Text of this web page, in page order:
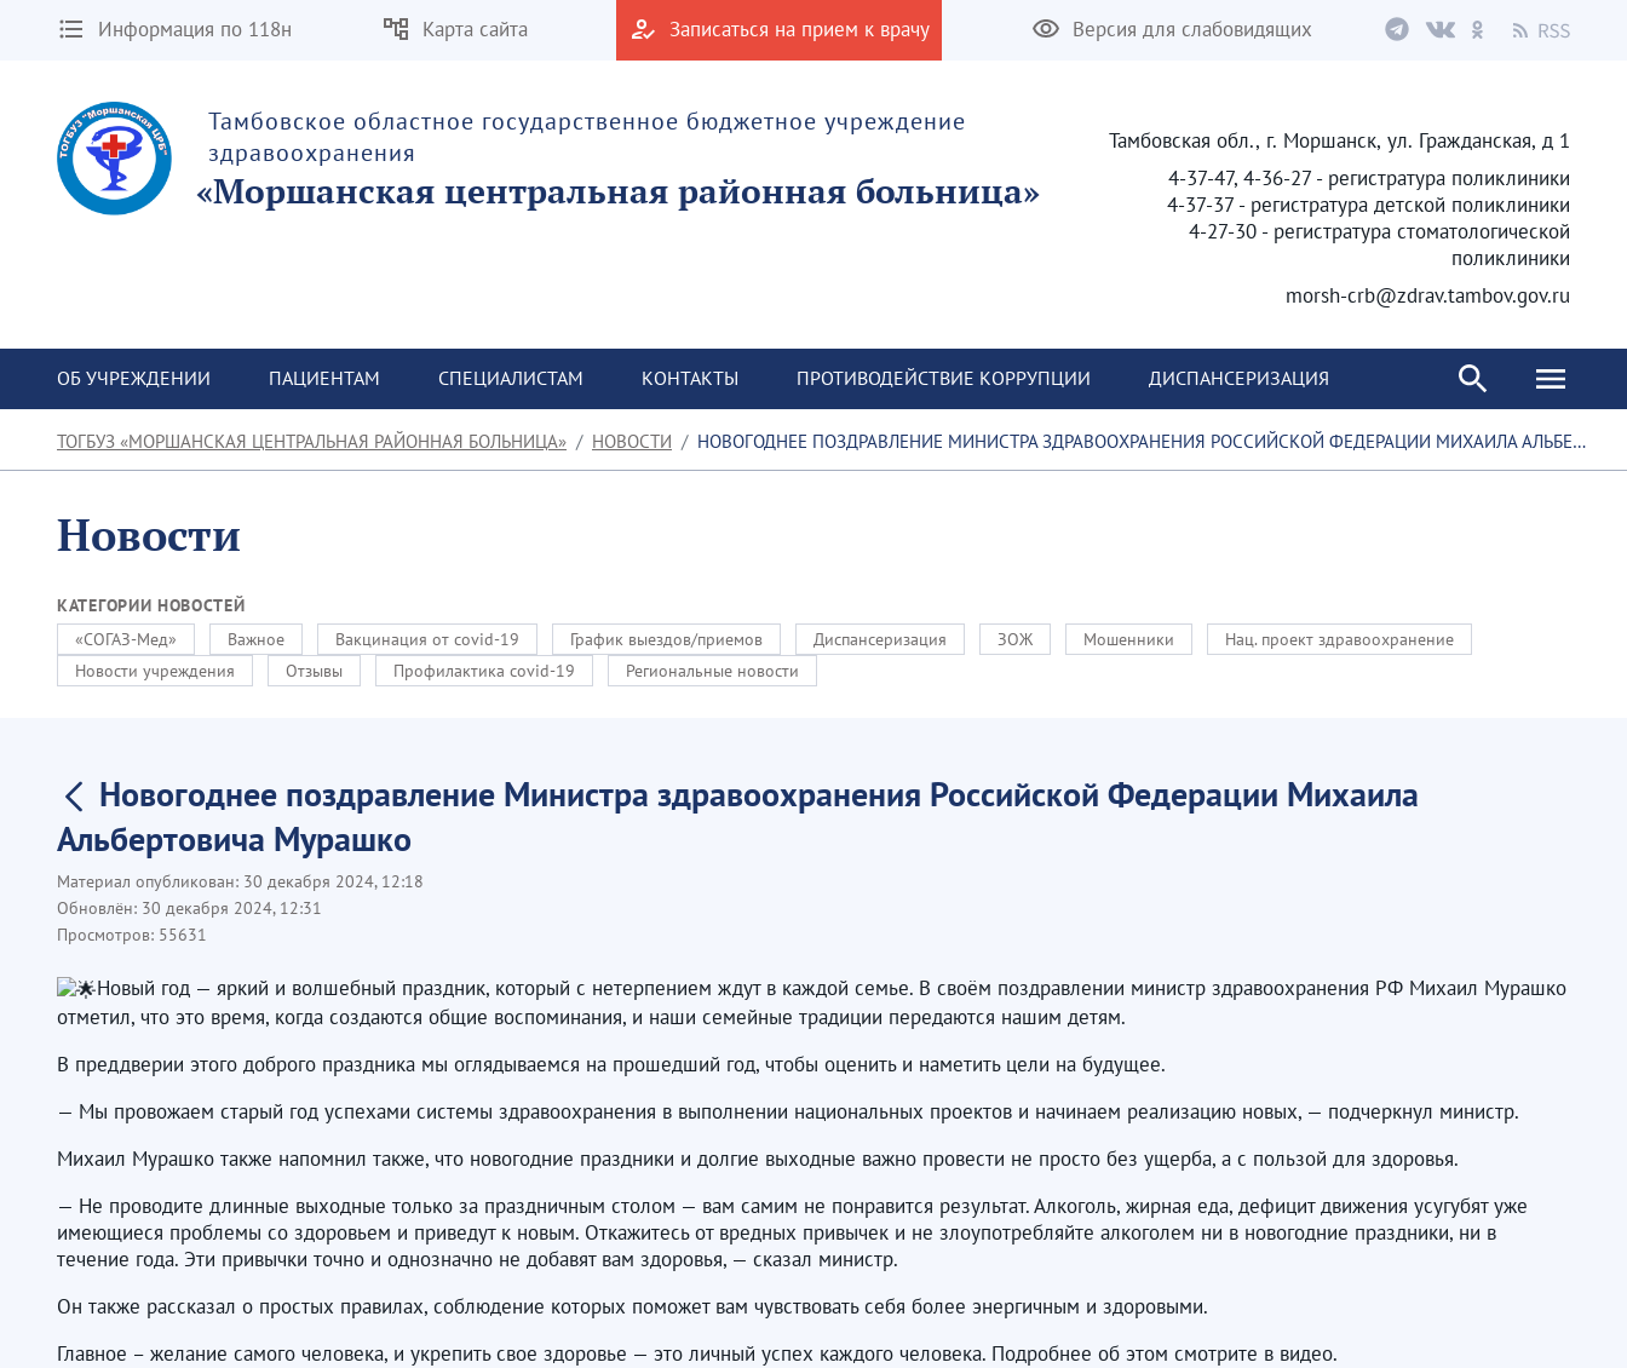
Информация по 118н Карта сайта Записаться на прием к врачу Версия для слабовидящих
Тамбовское областное государственное бюджетное учреждение
здравоохранения
«Моршанская центральная районная больница»
Тамбовская обл., г. Моршанск, ул. Гражданская, д 1
4-37-47, 4-36-27 - регистратура поликлиники
4-37-37 - регистратура детской поликлиники
4-27-30 - регистратура стоматологической
поликлиники
morsh-crb@zdrav.tambov.gov.ru
ОБ УЧРЕЖДЕНИИ ПАЦИЕНТАМ СПЕЦИАЛИСТАМ КОНТАКТЫ ПРОТИВОДЕЙСТВИЕ КОРРУПЦИИ ДИСПАНСЕРИЗАЦИЯ
ТОГБУЗ «МОРШАНСКАЯ ЦЕНТРАЛЬНАЯ РАЙОННАЯ БОЛЬНИЦА» НОВОСТИ НОВОГОДНЕЕ ПОЗДРАВЛЕНИЕ МИНИСТРА ЗДРАВООХРАНЕНИЯ РОССИЙСКОЙ ФЕДЕРАЦИИ МИХАИЛА АЛЬБЕРТОВИЧА МУРАШКО
Новости
КАТЕГОРИИ НОВОСТЕЙ
«СОГАЗ-Мед»
Важное Вакцинация от covid-19 График выездов/приемов Диспансеризация ЗОЖ Мошенники
Нац. проект здравоохранение
Новости учреждения
Отзывы Профилактика covid-19 Региональные новости
Новогоднее поздравление Министра здравоохранения Российской Федерации Михаила
Альбертовича Мурашко
Материал опубликован: 30 декабря 2024, 12:18
Обновлён: 30 декабря 2024, 12:31
Просмотров: 55631
Новый год — яркий и волшебный праздник, который с нетерпением ждут в каждой семье. В своём поздравлении министр здравоохранения РФ Михаил Мурашко
отметил, что это время, когда создаются общие воспоминания, и наши семейные традиции передаются нашим детям.
В преддверии этого доброго праздника мы оглядываемся на прошедший год, чтобы оценить и наметить цели на будущее.
— Мы провожаем старый год успехами системы здравоохранения в выполнении национальных проектов и начинаем реализацию новых, — подчеркнул министр.
Михаил Мурашко также напомнил также, что новогодние праздники и долгие выходные важно провести не просто без ущерба, а с пользой для здоровья.
— Не проводите длинные выходные только за праздничным столом — вам самим не понравится результат. Алкоголь, жирная еда, дефицит движения усугубят уже
имеющиеся проблемы со здоровьем и приведут к новым. Откажитесь от вредных привычек и не злоупотребляйте алкоголем ни в новогодние праздники, ни в
течение года. Эти привычки точно и однозначно не добавят вам здоровья, — сказал министр.
Он также рассказал о простых правилах, соблюдение которых поможет вам чувствовать себя более энергичным и здоровыми.
Главное – желание самого человека, и укрепить свое здоровье — это личный успех каждого человека. Подробнее об этом смотрите в видео.